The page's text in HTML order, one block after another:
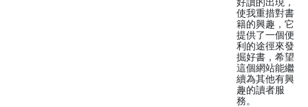
使我重措對書
籍的興趣，它
提供了一個便
利的途徑來發
掘好書，希望
這個網站能繼
續為其他有興
趣的讀者服
務。